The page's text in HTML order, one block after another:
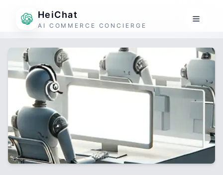
HeiChat
AI COMMERCE CONCIERGE